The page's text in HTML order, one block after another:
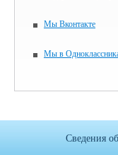
Мы Вконтакте
Мы в
Сведения